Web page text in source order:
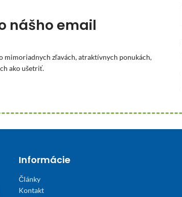
nášho email
mimoriadnych zľavách, atraktívnych ponukách,
ako ušetriť.
Informácie
Články
Kontakt